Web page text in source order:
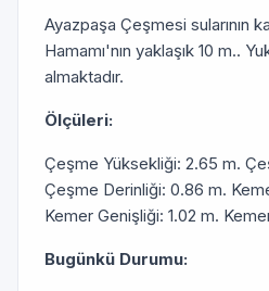
Ayazpaşa Çeşmesi sularının
Hamamı'nın yaklaşık 10 m..
almaktadır.
Ölçüleri:
Çeşme Yüksekliği: 2.65 m.
Çeşme Derinliği: 0.86 m.
Kemer Genişliği: 1.02 m.
Bugünkü Durumu: